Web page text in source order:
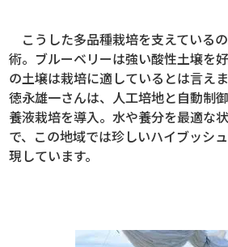
こうした多品種栽培を支えている
術。ブルーベリーは強い酸性土壌を
の土壌は栽培に適しているとは言え
徳永雄一さんは、人工培地と自動制
養液栽培を導入。水や養分を最適な
で、この地域では珍しいハイブッシ
現しています。